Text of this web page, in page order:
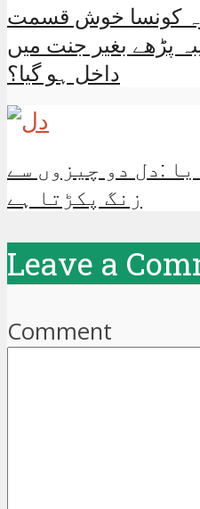
وہ کونسا خوش قسمت
پڑھے بغیر جنت میں
داخل ہو گیا؟
:دل دو چیزوں سے
زنگ پکڑتا ہے
Leave a
Comment